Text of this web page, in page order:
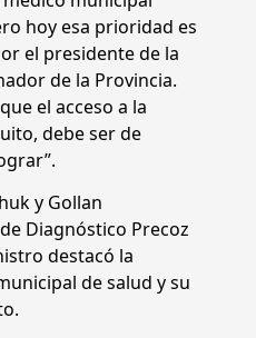
hoy esa prioridad es
el presidente de la
de la Provincia.
el acceso a la
debe ser de
y Gollan
Diagnóstico Precoz
destacó la
de salud y su